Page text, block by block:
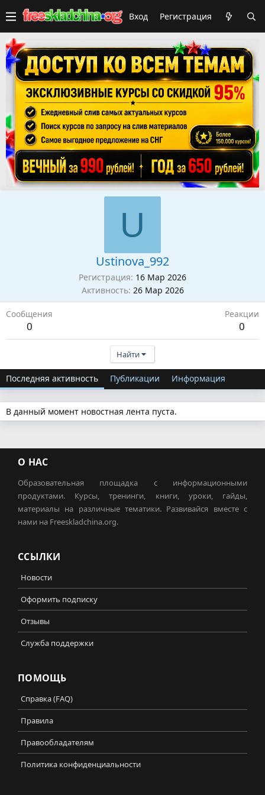
Вход Регистрация
U
Ustinova_992
Регистрация 16 Мар 2026
Активность 26 Мар 2026
Сообщения
0
Реакции
0
Найти
Последняя активность Публикации Информация
В данный момент новостная лента пуста.
О НАС
Образовательная площадка с информационными
продуктами. Курсы, тренинги, книги, уроки, гайды,
материалы на различные тематики. Развивайся вместе с
нами на Freeskladchina.org.
ССЫЛКИ
Новости
Оформить подписку
Отзывы
Служба поддержки
ПОМОЩЬ
Справка (FAQ)
Правила
Правообладателям
Политика конфиденциальности